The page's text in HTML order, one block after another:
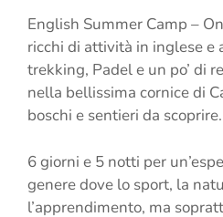
English Summer Camp –
ricchi di attività in inglese e
trekking, Padel e un po’ di
nella bellissima cornice di
boschi e sentieri da scoprire.
6 giorni e 5 notti per
genere dove lo sport, la
l’apprendimento, ma